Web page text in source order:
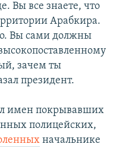
Вы все знаете, что
Арабкира.
Вы сами должны
зачем ты
президент.
имен покрывавших
полицейских,
начальнике